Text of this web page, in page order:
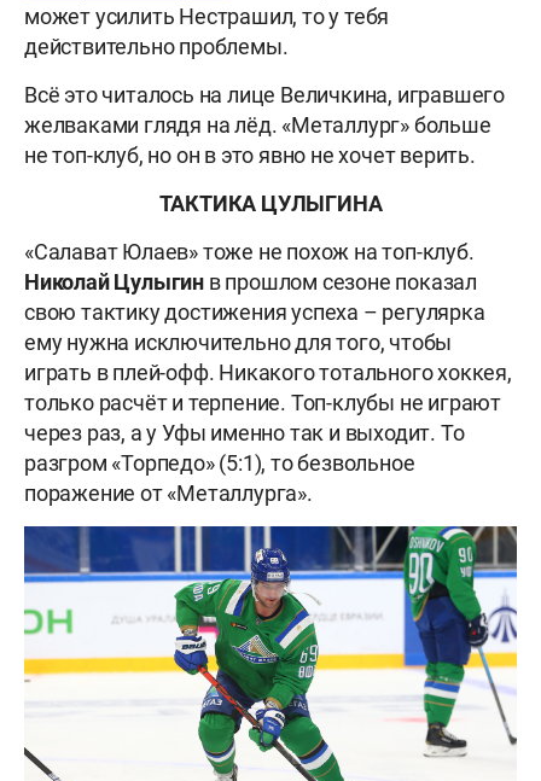
может усилить Нестрашил, то у тебя
действительно проблемы.
Всё это читалось на лице Величкина, игравшего
желваками глядя на лёд. «Металлург» больше
не топ-клуб, но он в это явно не хочет верить.
ТАКТИКА ЦУЛЫГИНА
«Салават Юлаев» тоже не похож на топ-клуб.
Николай Цулыгин в прошлом сезоне показал
свою тактику достижения успеха – регулярка
ему нужна исключительно для того, чтобы
играть в плей-офф. Никакого тотального хоккея,
только расчёт и терпение. Топ-клубы не играют
через раз, а у Уфы именно так и выходит. То
разгром «Торпедо» (5:1), то безвольное
поражение от «Металлурга».